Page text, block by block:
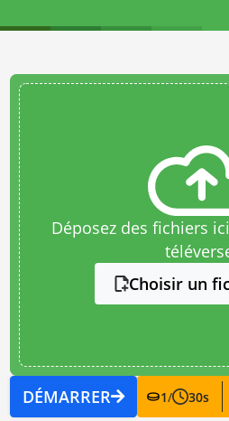
Déposez des fichiers
Choisir un
DÉMARRER 1/ 30s